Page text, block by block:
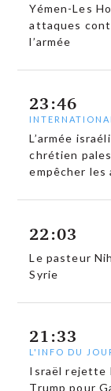
Yémen-Les
attaques
l’armée
23:46
INTERNATIONAL
L’armée
chrétien
empêcher les
22:03
Le pasteur
Syrie
21:33
L'INFO DU
Israël rejette
Trump pour